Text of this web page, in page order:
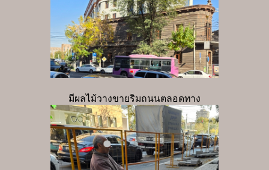
มีผลไม้วางขายริมถนนตลอดทาง